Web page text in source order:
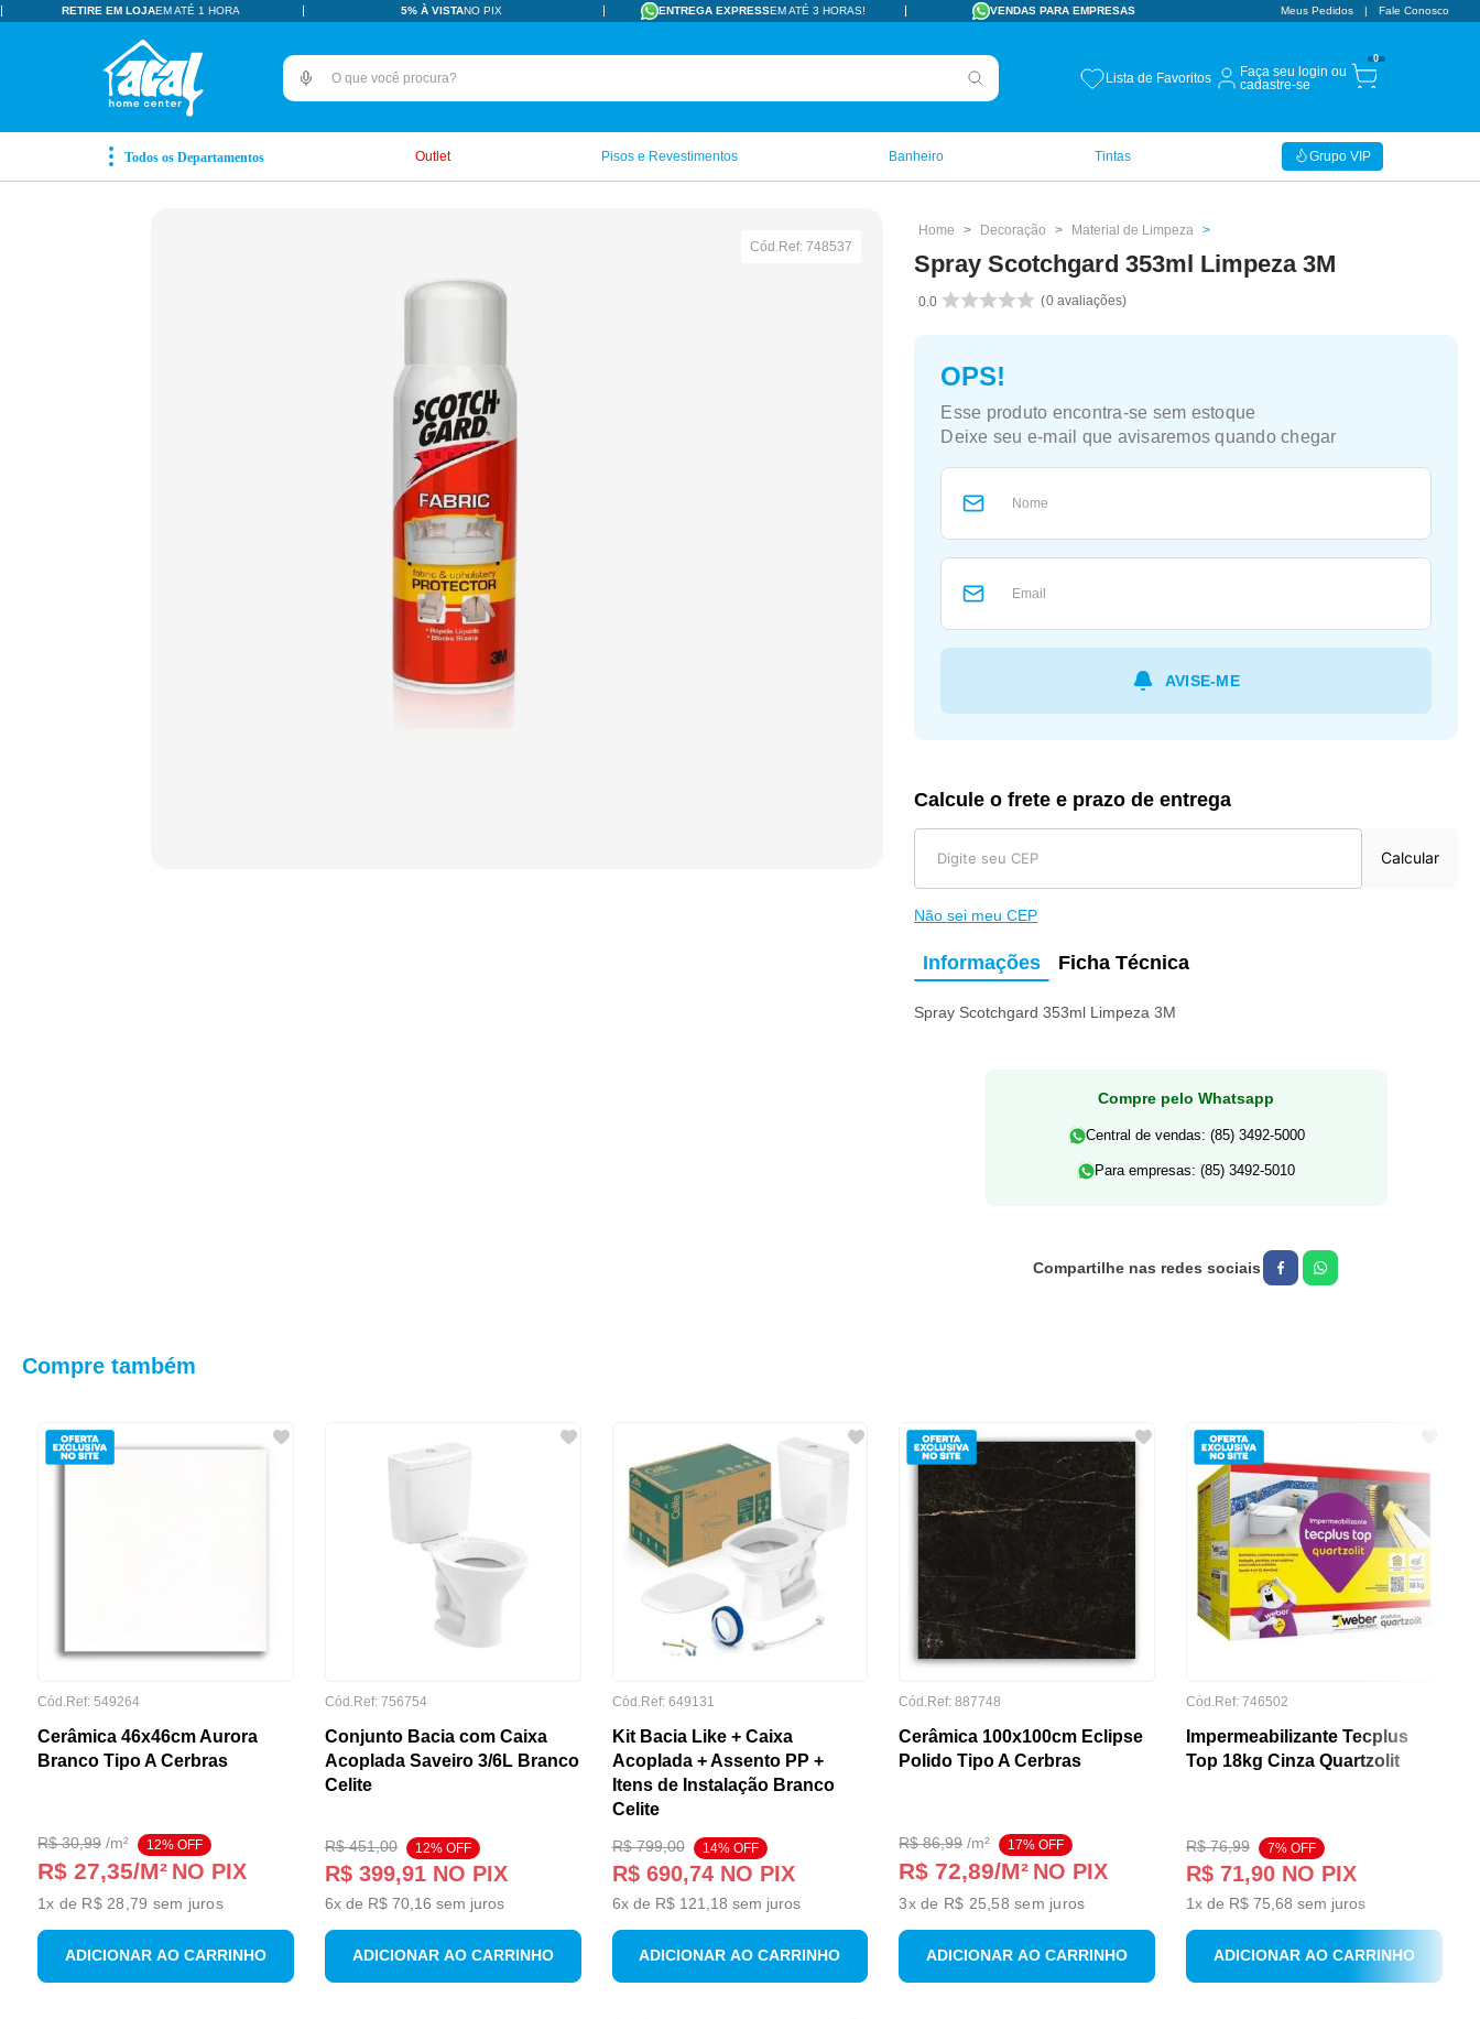
RETIRE EM LOJAEM ATÉ 1 HORA 5% À VISTANO PIX ENTREGA EXPRESSEM ATÉ 3 HORAS! VENDAS PARA EMPRESAS CUPOM BEMVINDO10% OFF
Meus Pedidos Fale Conosco
O que você procura?
Lista de Favoritos
Faça seu login ou
cadastre-se
0
Grupo VIP
Outlet Pisos e Revestimentos Banheiro Tintas
Cód.Ref:748537
Decoração Material de Limpeza
Spray Scotchgard 353ml Limpeza 3M
0.0 0 avaliações
Calcule o frete e prazo de entrega
Calcular
Não sei meu CEP
Informações Ficha Técnica
Spray Scotchgard 353ml Limpeza 3M
Compre pelo Whatsapp
Central de vendas: (85) 3492-5000
Para empresas: (85) 3492-5010
Compre também
Cód.Ref: 549264
Cerâmica 46x46cm Aurora
Branco Tipo A Cerbras
R$ 30,99/m² 12% OFF
R$ 27,35/M² NO PIX
1x de R$ 28,79 sem juros
ADICIONAR AO CARRINHO
Cód.Ref: 756754
Conjunto Bacia com Caixa
Acoplada Saveiro 3/6L Branco
Celite
R$ 451,00 12% OFF
R$ 399,91NO PIX
6x de R$ 70, 16 sem juros
ADICIONAR AO CARRINHO
Cód.Ref: 649131
Kit Bacia Like + Caixa
Acoplada + Assento PP +
Itens de Instalação Branco
Celite
R$ 799,00 14% OFF
R$ 690,74NO PIX
6x de R$ 121 18 sem juros
ADICIONAR AO CARRINHO
Cód.Ref:887748
Cerâmica 100x100cm Eclipse
Polido Tipo A Cerbras
R$ 86,99/m² 17% OFF
R$ 72,89/M² NO PIX
3x de R$ 25,58 sem juros
ADICIONAR AO CARRINHO
Cód.Ref:746502
Impermeabilizante Tecplus
Top 18kg Cinza Quartzolit
R$ 76,99 7% OFF
R$ 71,90 NO PIX
1x de R$ 75 ,68 sem juros
ADICIONAR AO CARRINHO
TERMOS MAIS BUSCADOS
pisos revestimentos
2º ceramica